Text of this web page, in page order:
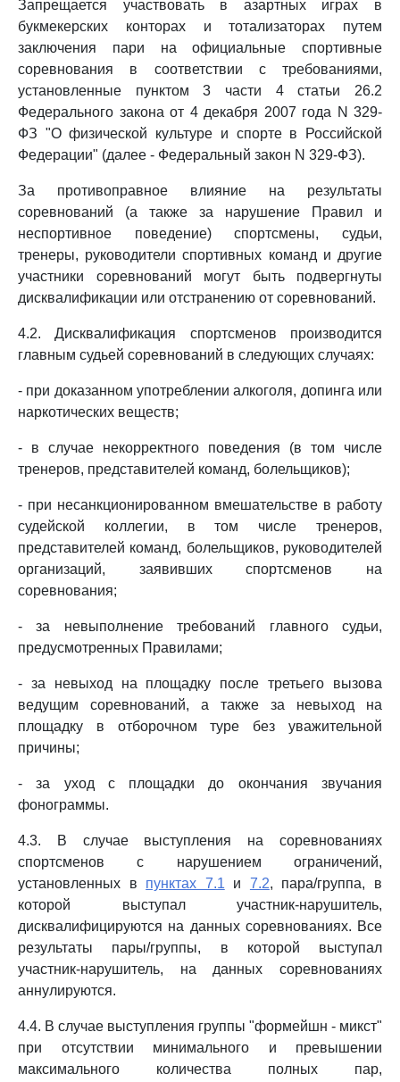
Запрещается участвовать в азартных играх в
букмекерских конторах и тотализаторах путем
заключения пари на официальные спортивные
соревнования в соответствии с требованиями,
установленные пунктом 3 части 4 статьи 26.2
Федерального закона от 4 декабря 2007 года N 329-
ФЗ "О физической культуре и спорте в Российской
Федерации" (далее - Федеральный закон N 329-ФЗ).
За противоправное влияние на результаты
соревнований (а также за нарушение Правил и
неспортивное поведение) спортсмены, судьи,
тренеры, руководители спортивных команд и другие
участники соревнований могут быть подвергнуты
дисквалификации или отстранению от соревнований.
4.2. Дисквалификация спортсменов производится
главным судьей соревнований в следующих случаях:
- при доказанном употреблении алкоголя, допинга или
наркотических веществ;
- в случае некорректного поведения (в том числе
тренеров, представителей команд, болельщиков);
- при несанкционированном вмешательстве в работу
судейской коллегии, в том числе тренеров,
представителей команд, болельщиков, руководителей
организаций, заявивших спортсменов на
соревнования;
- за невыполнение требований главного судьи,
предусмотренных Правилами;
- за невыход на площадку после третьего вызова
ведущим соревнований, а также за невыход на
площадку в отборочном туре без уважительной
причины;
- за уход с площадки до окончания звучания
фонограммы.
4.3. В случае выступления на соревнованиях
спортсменов с нарушением ограничений,
установленных в пунктах 7.1 и 7.2, пара/группа, в
которой выступал участник-нарушитель,
дисквалифицируются на данных соревнованиях. Все
результаты пары/группы, в которой выступал
участник-нарушитель, на данных соревнованиях
аннулируются.
4.4. В случае выступления группы "формейшн - микст"
при отсутствии минимального и превышении
максимального количества полных пар,